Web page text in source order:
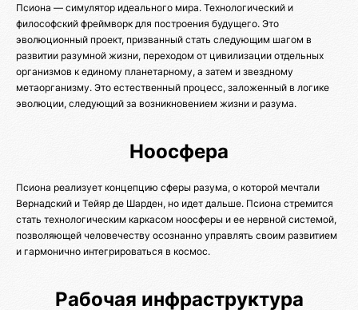
Псиона — симулятор идеального мира. Технологический и
философский фреймворк для построения будущего. Это
эволюционный проект, призванный стать следующим шагом в
развитии разумной жизни, переходом от цивилизации отдельных
организмов к единому планетарному, а затем и звездному
метаорганизму. Это естественный процесс, заложенный в логике
эволюции, следующий за возникновением жизни и разума.
Ноосфера
Псиона реализует концепцию сферы разума, о которой мечтали
Вернадский и Тейяр де Шарден, но идет дальше. Псиона стремится
стать технологическим каркасом ноосферы и ее нервной системой,
позволяющей человечеству осознанно управлять своим развитием
и гармонично интегрироваться в космос.
Рабочая инфраструктура